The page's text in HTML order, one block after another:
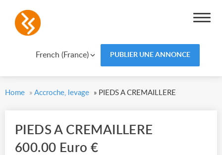
French (France) PUBLIER UNE ANNONCE
Home » Accroche, levage » PIEDS A CREMAILLERE
PIEDS A CREMAILLERE
600.00 Euro €